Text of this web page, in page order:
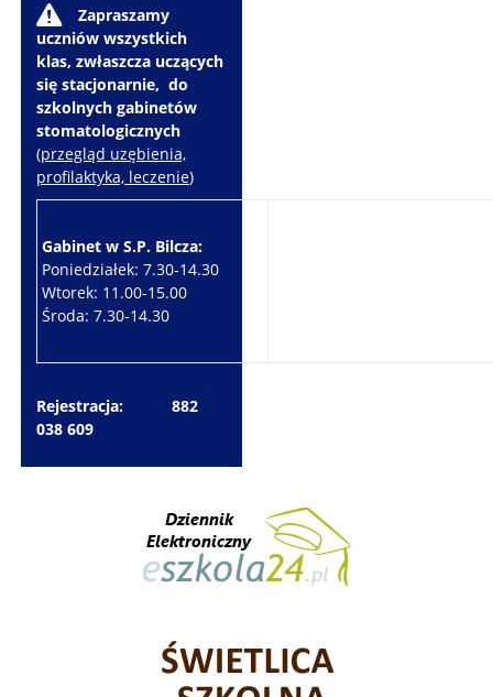
W
Zapraszamy
uczniów wszystkich
klas, zwłaszcza uczących
się stacjonarnie, do
szkolnych gabinetów
stomatologicznych
(przegląd uzębienia,
profilaktyka, leczenie)
Gabinet w S.P. Bilcza:
Poniedziałek: 7.30-14.30
Wtorek: 11.00-15.00
Środa: 7.30-14.30
Rejestracja: 882
038 609